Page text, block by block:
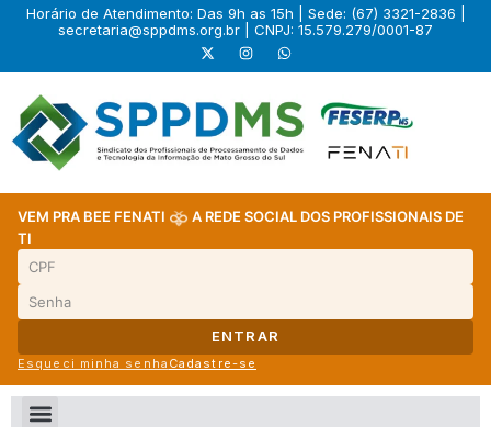
Horário de Atendimento: Das 9h as 15h | Sede: (67) 3321-2836 |
secretaria@sppdms.org.br | CNPJ: 15.579.279/0001-87
VEM PRA BEE FENATI
A REDE SOCIAL DOS PROFISSIONAIS DE
TI
ENTRAR
Esqueci minha senha Cadastre-se